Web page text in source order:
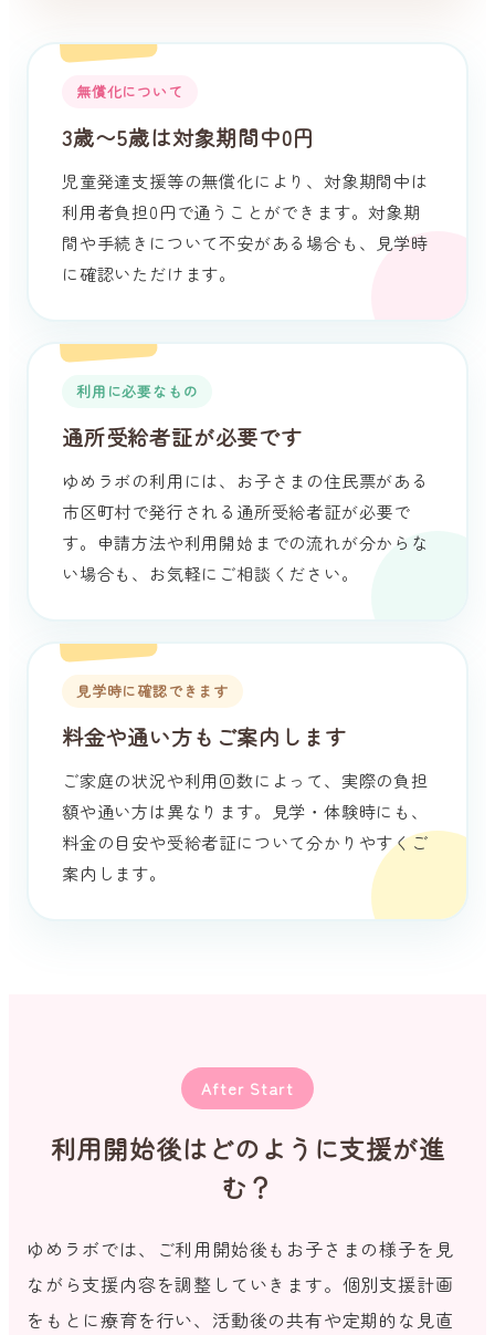
無償化について
3歳〜5歳は対象期間中0円
児童発達支援等の無償化により、対象期間中は
利用者負担0円で通うことができます。対象期
間や手続きについて不安がある場合も、見学時
に確認いただけます。
利用に必要なもの
通所受給者証が必要です
ゆめラボの利用には、お子さまの住民票がある
市区町村で発行される通所受給者証が必要で
す。申請方法や利用開始までの流れが分からな
い場合も、お気軽にご相談ください。
見学時に確認できます
料金や通い方もご案内します
ご家庭の状況や利用回数によって、実際の負担
額や通い方は異なります。見学・体験時にも、
料金の目安や受給者証について分かりやすくご
案内します。
After Start
利用開始後はどのように支援が進
む？
ゆめラボでは、ご利用開始後もお子さまの様子を見
ながら支援内容を調整していきます。個別支援計画
をもとに療育を行い、活動後の共有や定期的な見直